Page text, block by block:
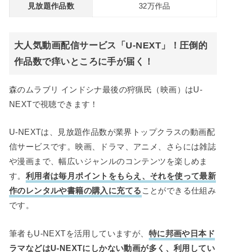
見放題作品数 32万作品
大人気動画配信サービス「U-NEXT」！圧倒的
作品数で痒いところに手が届く！
森のムラブリ インドシナ最後の狩猟民（映画）はU-
NEXTで視聴できます！
U-NEXTは、見放題作品数が業界トップクラスの動画配
信サービスです。映画、ドラマ、アニメ、さらには雑誌
や漫画まで、幅広いジャンルのコンテンツを楽しめま
す。 利用者は毎月ポイントをもらえ、それを使って最新
作のレンタルや書籍の購入に充てる ことができる仕組み
です。
筆者もU-NEXTを活用していますが、 特に邦画や日本ド
ラマなどはU-NEXTにしかない動画が多く、利用してい